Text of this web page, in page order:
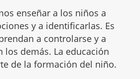
enseñar a los niños a
y a identificarlas. Es
a controlarse y a
los demás. La educación
de la formación del niño.